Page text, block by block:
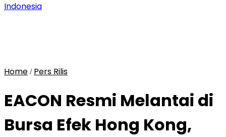
Indonesia
Home / Pers Rilis
EACON Resmi Melantai di
Bursa Efek Hong Kong,